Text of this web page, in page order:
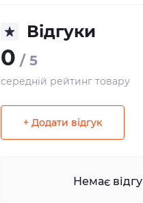
Відгуки
0 / 5
середній рейтинг товару
+ Додати відгук
Немає